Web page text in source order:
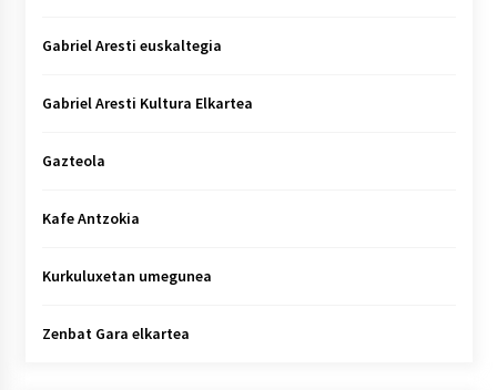
Gabriel Aresti euskaltegia
Gabriel Aresti Kultura Elkartea
Gazteola
Kafe Antzokia
Kurkuluxetan umegunea
Zenbat Gara elkartea